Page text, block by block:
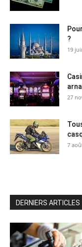
?
19
27
7
DERNIERS ARTICLES